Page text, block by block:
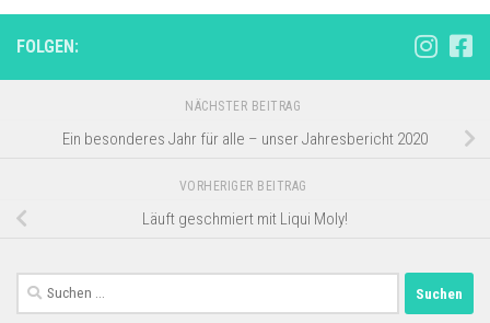
FOLGEN:
NÄCHSTER BEITRAG
Ein besonderes Jahr für alle – unser Jahresbericht 2020
VORHERIGER BEITRAG
Läuft geschmiert mit Liqui Moly!
Suchen
nach: